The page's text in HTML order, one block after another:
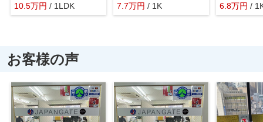
10.5万円 / 1LDK
7.7万円 / 1K
6.8万円 /
お客様の声